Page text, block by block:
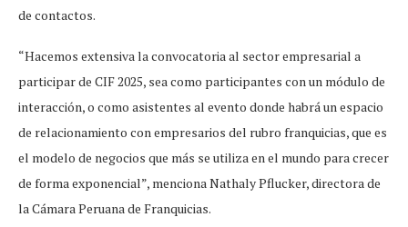
de contactos.
“Hacemos extensiva la convocatoria al sector empresarial a
participar de CIF 2025, sea como participantes con un módulo de
interacción, o como asistentes al evento donde habrá un espacio
de relacionamiento con empresarios del rubro franquicias, que es
el modelo de negocios que más se utiliza en el mundo para crecer
de forma exponencial”, menciona Nathaly Pflucker, directora de
la Cámara Peruana de Franquicias.